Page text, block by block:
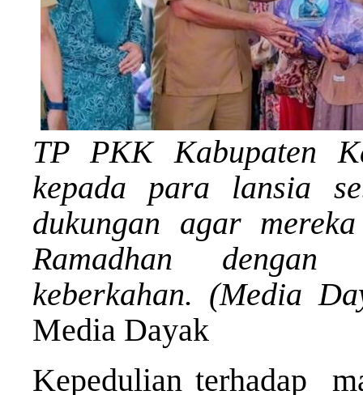
TP PKK Kabupaten
kepada para lansia
dukungan agar
Ramadhan
keberkahan. (Media
Media Dayak
Kepedulian terhadap